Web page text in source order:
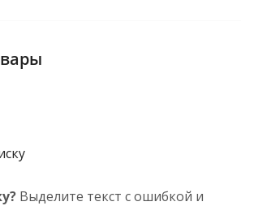
Выделите текст с ошибкой и